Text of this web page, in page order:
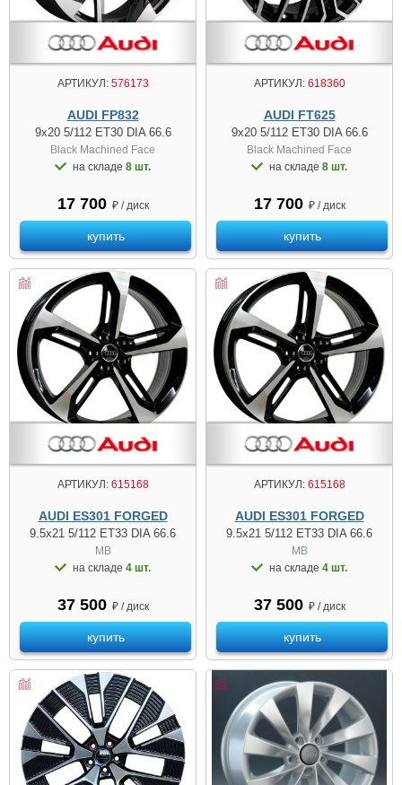
АРТИКУЛ:576173
AUDI FP832
9x20 5/112 ET30 DIA 66.6
Black Machined Face
на складе 8 шт.
17 700 ₽ / диск
купить
АРТИКУЛ:618360
AUDI FT625
9x20 5/112 ET30 DIA 66.6
Black Machined Face
на складе 8 шт.
17 700 ₽ / диск
купить
АРТИКУЛ:615168
AUDI ES301 FORGED
9.5x21 5/112 ET33 DIA 66.6
MB
на складе 4 шт.
37 500 ₽ / диск
купить
АРТИКУЛ:615168
AUDI ES301 FORGED
9.5x21 5/112 ET33 DIA 66.6
MB
на складе 4 шт.
37 500 ₽ / диск
купить